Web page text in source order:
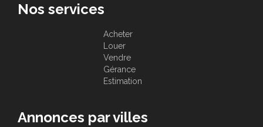
Nos services
Acheter
Louer
Vendre
Gérance
Estimation
Annonces par villes